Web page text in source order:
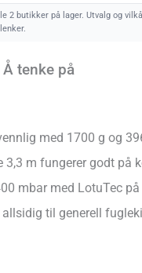
2 butikker på lager. Utvalg og
tenke på
med 1700 g og
3,3 m fungerer godt på
mbar med LotuTec
til generell